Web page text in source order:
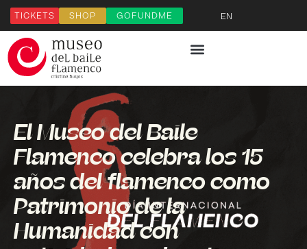
TICKETS SHOP GOFUNDME EN
El Museo del Baile
Flamenco celebra los 15
años del flamenco como
Patrimonio de la
Humanidad con